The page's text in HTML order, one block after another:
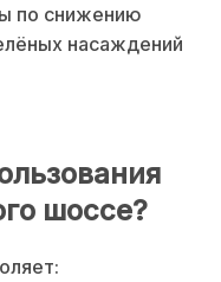
по снижению
насаждений
шоссе?